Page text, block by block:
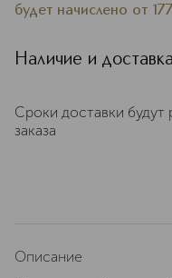
будет начислено от 177
Наличие и доставка
Сроки доставки
заказа
Описание